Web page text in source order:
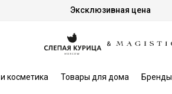
Эксклюзивная цена
косметика Товары для дома Бренды